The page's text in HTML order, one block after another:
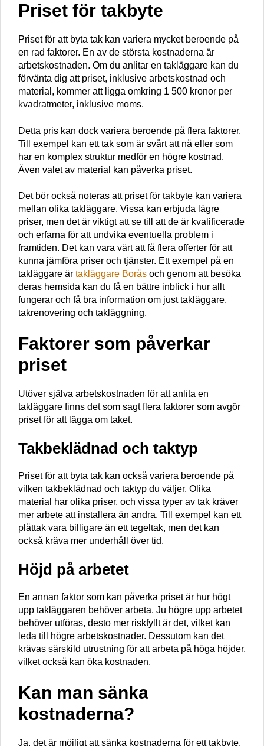
Priset för takbyte
Priset för att byta tak kan variera mycket beroende på
en rad faktorer. En av de största kostnaderna är
arbetskostnaden. Om du anlitar en takläggare kan du
förvänta dig att priset, inklusive arbetskostnad och
material, kommer att ligga omkring 1 500 kronor per
kvadratmeter, inklusive moms.
Detta pris kan dock variera beroende på flera faktorer.
Till exempel kan ett tak som är svårt att nå eller som
har en komplex struktur medför en högre kostnad.
Även valet av material kan påverka priset.
Det bör också noteras att priset för takbyte kan variera
mellan olika takläggare. Vissa kan erbjuda lägre
priser, men det är viktigt att se till att de är kvalificerade
och erfarna för att undvika eventuella problem i
framtiden. Det kan vara värt att få flera offerter för att
kunna jämföra priser och tjänster. Ett exempel på en
takläggare är takläggare Borås och genom att besöka
deras hemsida kan du få en bättre inblick i hur allt
fungerar och få bra information om just takläggare,
takrenovering och takläggning.
Faktorer som påverkar
priset
Utöver själva arbetskostnaden för att anlita en
takläggare finns det som sagt flera faktorer som avgör
priset för att lägga om taket.
Takbeklädnad och taktyp
Priset för att byta tak kan också variera beroende på
vilken takbeklädnad och taktyp du väljer. Olika
material har olika priser, och vissa typer av tak kräver
mer arbete att installera än andra. Till exempel kan ett
plåttak vara billigare än ett tegeltak, men det kan
också kräva mer underhåll över tid.
Höjd på arbetet
En annan faktor som kan påverka priset är hur högt
upp takläggaren behöver arbeta. Ju högre upp arbetet
behöver utföras, desto mer riskfyllt är det, vilket kan
leda till högre arbetskostnader. Dessutom kan det
krävas särskild utrustning för att arbeta på höga höjder,
vilket också kan öka kostnaden.
Kan man sänka
kostnaderna?
Ja, det är möjligt att sänka kostnaderna för ett takbyte.